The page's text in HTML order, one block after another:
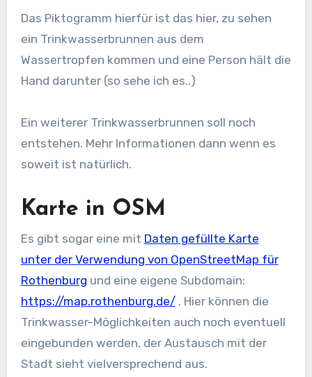
Das Piktogramm hierfür ist das hier, zu sehen
ein Trinkwasserbrunnen aus dem
Wassertropfen kommen und eine Person hält die
Hand darunter (so sehe ich es..)
Ein weiterer Trinkwasserbrunnen soll noch
entstehen. Mehr Informationen dann wenn es
soweit ist natürlich.
Karte in OSM
Es gibt sogar eine mit Daten gefüllte Karte
unter der Verwendung von OpenStreetMap für
Rothenburg und eine eigene Subdomain:
https://map.rothenburg.de/. Hier können die
Trinkwasser-Möglichkeiten auch noch eventuell
eingebunden werden, der Austausch mit der
Stadt sieht vielversprechend aus.